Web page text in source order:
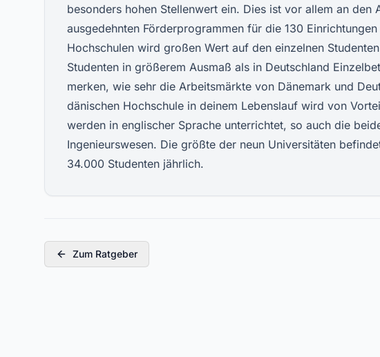
besonders hohen Stellenwert ein. Dies ist vor allem an den
ausgedehnten Förderprogrammen für die 130
Hochschulen wird großen Wert auf den einzelnen
Studenten in größerem Ausmaß als in Deutschland
merken, wie sehr die Arbeitsmärkte von Dänemark und
dänischen Hochschule in deinem Lebenslauf wird von
werden in englischer Sprache unterrichtet, so auch die
Ingenieurswesen. Die größte der neun Universitäten
34.000 Studenten jährlich.
Zum Ratgeber